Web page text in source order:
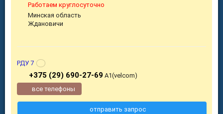
Работаем круглосуточно
Минская область
Ждановичи
РДУ 7
+375 (29) 690-27-69А1(velcom)
все телефоны
отправить запрос